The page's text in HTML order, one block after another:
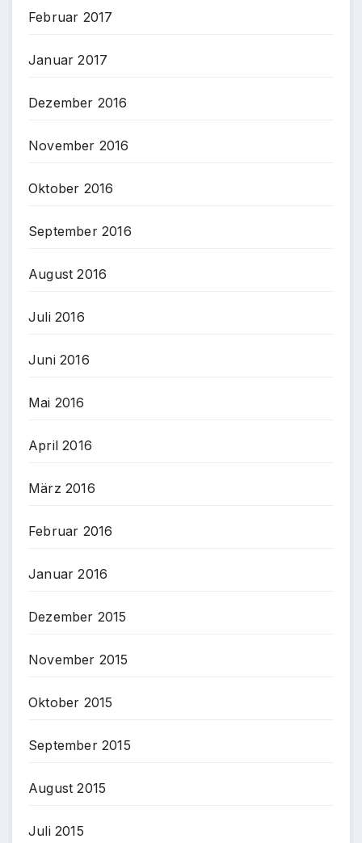
Februar 2017
Januar 2017
Dezember 2016
November 2016
Oktober 2016
September 2016
August 2016
Juli 2016
Juni 2016
Mai 2016
April 2016
März 2016
Februar 2016
Januar 2016
Dezember 2015
November 2015
Oktober 2015
September 2015
August 2015
Juli 2015